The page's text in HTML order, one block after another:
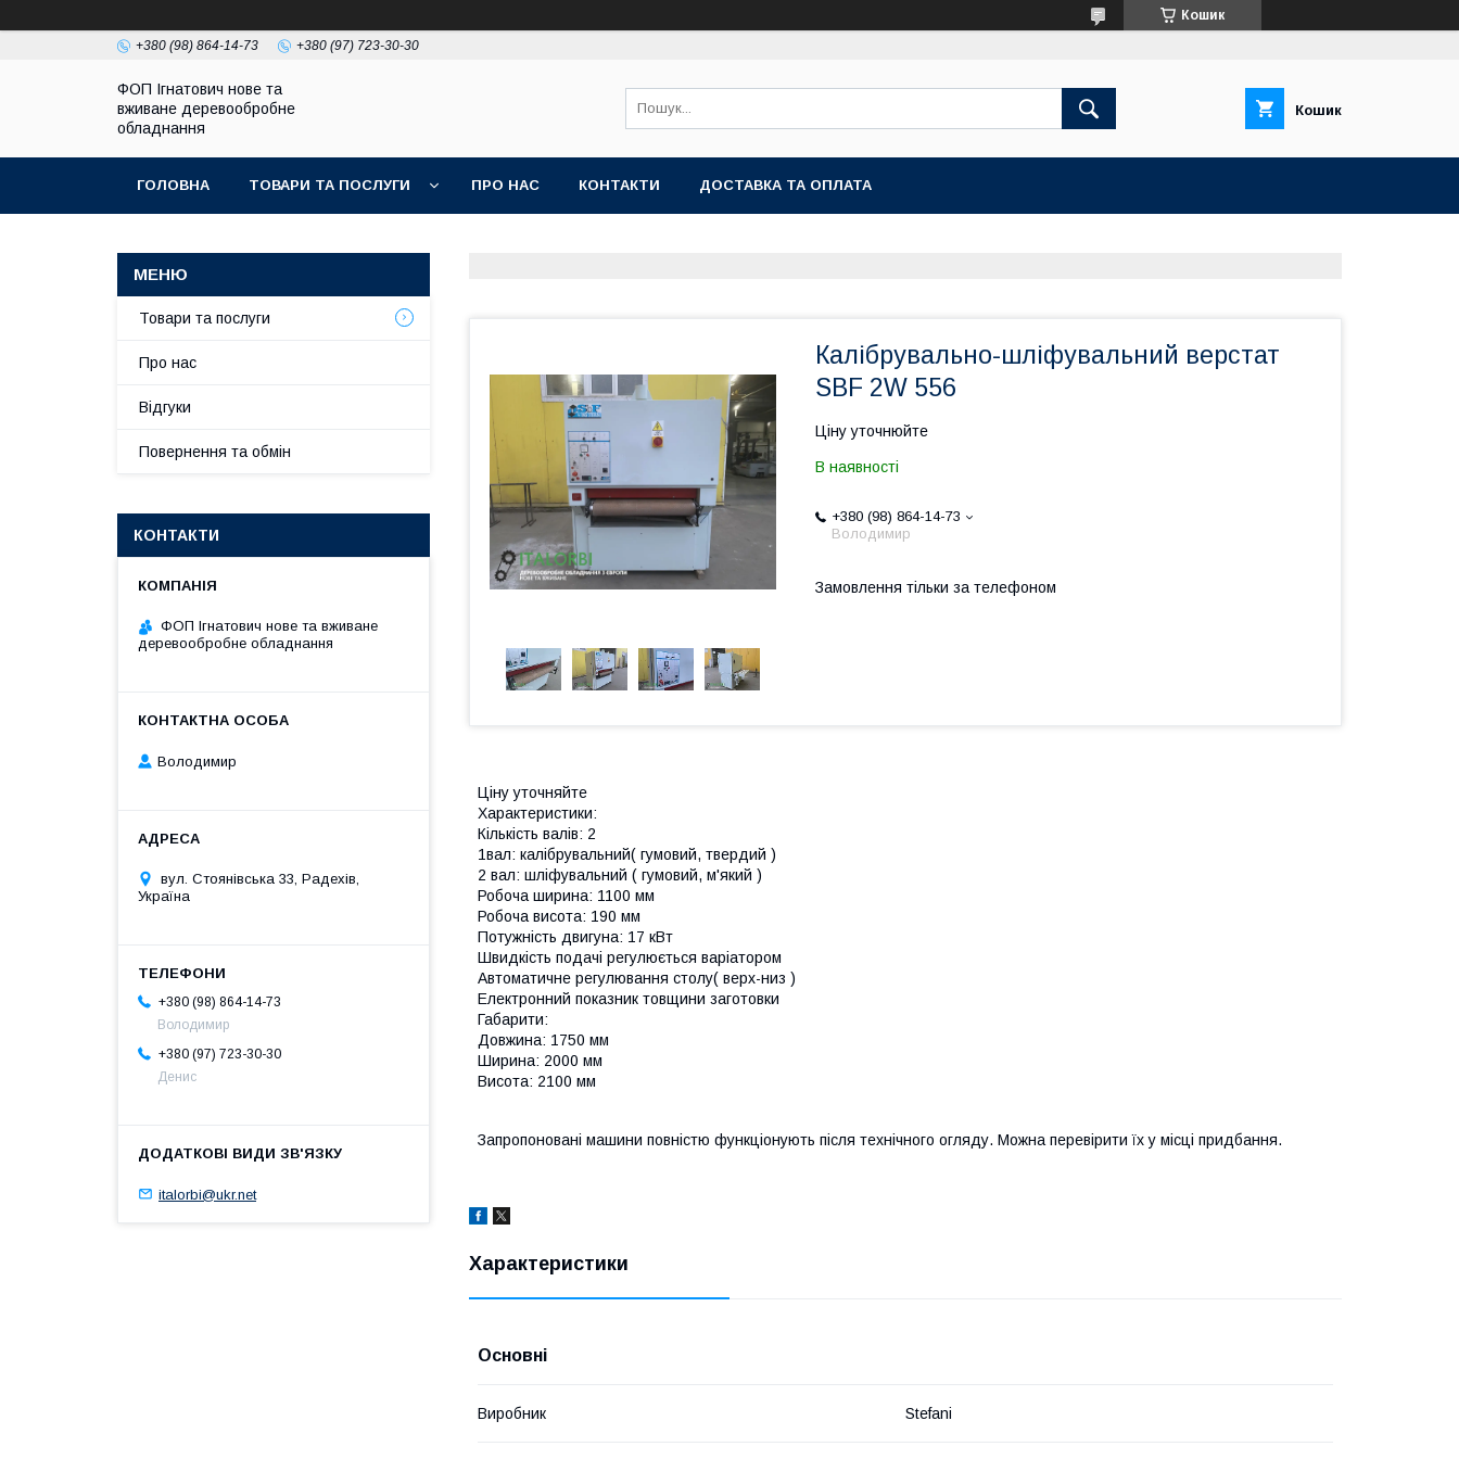
Кошик
+380 (98) 864-14-73 +380 (97) 723-30-30
ФОП Ігнатович нове та
вживане деревообробне
обладнання
Кошик
ГОЛОВНА ТОВАРИ ТА ПОСЛУГИ ПРО НАС КОНТАКТИ ДОСТАВКА ТА ОПЛАТА
Калібрувально-шліфувальний верстат
SBF 2W 556
Ціну уточнюйте
В наявності
+380 (98) 864-14-73
Володимир
Замовлення тільки за телефоном
Ціну уточняйте
Характеристики:
Кількість валів: 2
1вал: калібрувальний( гумовий, твердий )
2 вал: шліфувальний ( гумовий, м'який )
Робоча ширина: 1100 мм
Робоча висота: 190 мм
Потужність двигуна: 17 кВт
Швидкість подачі регулюється варіатором
Автоматичне регулювання столу( верх-низ )
Електронний показник товщини заготовки
Габарити:
Довжина: 1750 мм
Ширина: 2000 мм
Висота: 2100 мм
Запропоновані машини повністю функціонують після технічного огляду. Можна перевірити їх у місці придбання.
Характеристики
Основні
Виробник Stefani
Товари та послуги
Про нас
Відгуки
Повернення та обмін
КОНТАКТИ
ФОП Ігнатович нове та вживане
деревообробне обладнання
Володимир
вул. Стоянівська 33, Радехів,
Україна
+380 (98) 864-14-73
Володимир
+380 (97) 723-30-30
Денис
italorbi@ukr.net